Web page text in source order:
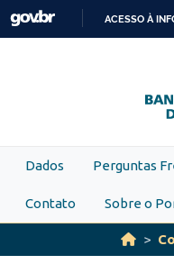
Skip to main content
ACESSO À
Dados Perguntas
Contato Sobre o